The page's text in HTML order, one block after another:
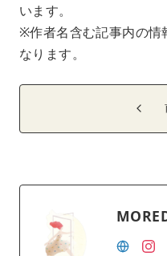
います。
※作者名含む記事内の情
なります。